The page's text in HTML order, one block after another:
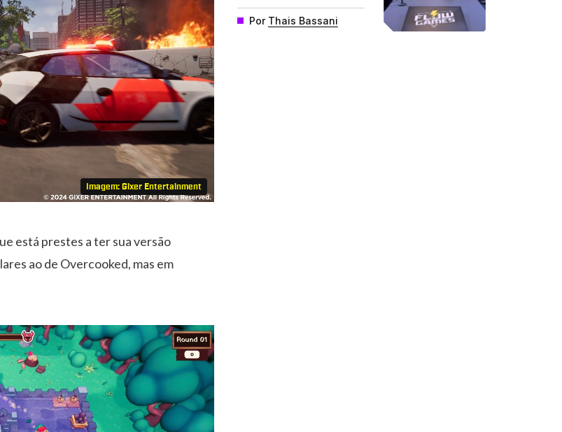
Imagem: Gixer Entertainment
está prestes a ter sua versão
ao de Overcooked, mas em
Por Thais Bassani